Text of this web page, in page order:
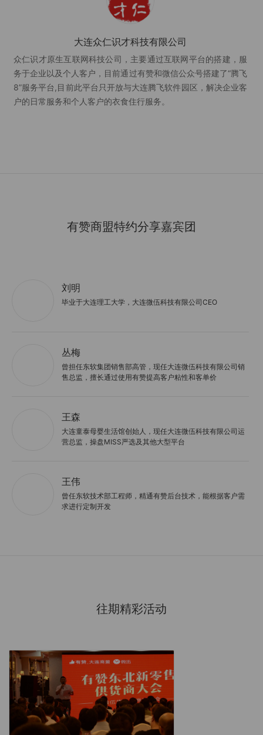
大连众仁识才科技有限公司
众仁识才原生互联网科技公司，主要通过互联网平台的搭建，服
务于企业以及个人客户，目前通过有赞和微信公众号搭建了“腾飞
8”服务平台,目前此平台只开放与大连腾飞软件园区，解决企业客
户的日常服务和个人客户的衣食住行服务。
有赞商盟特约分享嘉宾团
刘明
毕业于大连理工大学，大连微伍科技有限公司CEO
丛梅
曾担任东软集团销售部高管，现任大连微伍科技有限公司销
售总监，擅长通过使用有赞提高客户粘性和客单价
王森
大连童泰母婴生活馆创始人，现任大连微伍科技有限公司运
营总监，操盘MISS严选及其他大型平台
王伟
曾任东软技术部工程师，精通有赞后台技术，能根据客户需
求进行定制开发
往期精彩活动